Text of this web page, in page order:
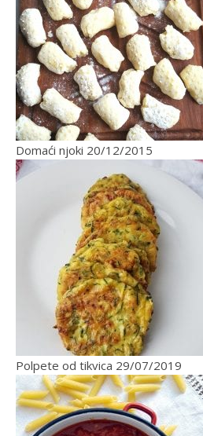
Domaći njoki 20/12/2015
Polpete od tikvica 29/07/2019